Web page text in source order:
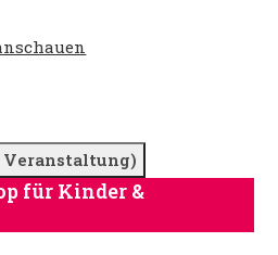
Veranstaltung)
für Kinder &